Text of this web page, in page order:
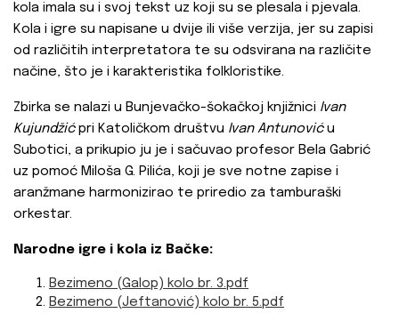
kola imala su i svoj tekst uz koji su se plesala i pjevala.
Kola i igre su napisane u dvije ili više verzija, jer su zapisi
od različitih interpretatora te su odsvirana na različite
načine, što je i karakteristika folkloristike.
Zbirka se nalazi u Bunjevačko-šokačkoj knjižnici Ivan
Kujundžićpri Katoličkom društvu Ivan Antunoviću
Subotici, a prikupio ju je i sačuvao profesor Bela Gabrić
uz pomoć Miloša G. Pilića, koji je sve notne zapise i
aranžmane harmonizirao te priredio za tamburaški
orkestar.
Narodne igre i kola iz Bačke:
Bezimeno (Galop) kolo br. 3.pdf
Bezimeno (Jeftanović) kolo br. 5.pdf